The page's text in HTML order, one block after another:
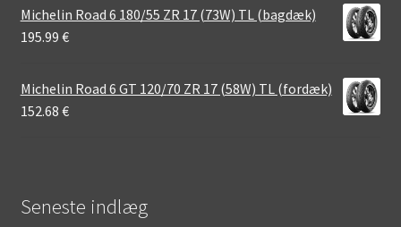
Michelin Road 6 180/55 ZR 17 (73W) TL (bagdæk)
195.99 €
Michelin Road 6 GT 120/70 ZR 17 (58W) TL (fordæk)
152.68 €
Seneste indlæg